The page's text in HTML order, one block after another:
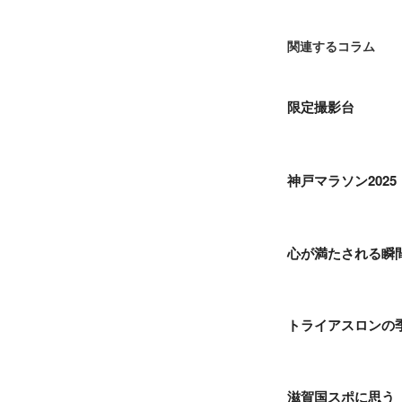
関連するコラム
限定撮影台
神戸マラソン2025
心が満たされる瞬
トライアスロンの
滋賀国スポに思う